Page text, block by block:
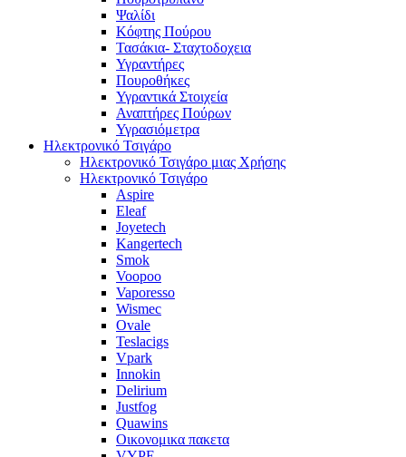
Ψαλίδι
Κόφτης Πούρου
Τασάκια- Σταχτοδοχεια
Υγραντήρες
Πουροθήκες
Υγραντικά Στοιχεία
Αναπτήρες Πούρων
Υγρασιόμετρα
Ηλεκτρονικό Τσιγάρο
Ηλεκτρονικό Τσιγάρο μιας Χρήσης
Ηλεκτρονικό Τσιγάρο
Aspire
Eleaf
Joyetech
Kangertech
Smok
Voopoo
Vaporesso
Wismec
Ovale
Teslacigs
Vpark
Innokin
Delirium
Justfog
Quawins
Οικονομικα πακετα